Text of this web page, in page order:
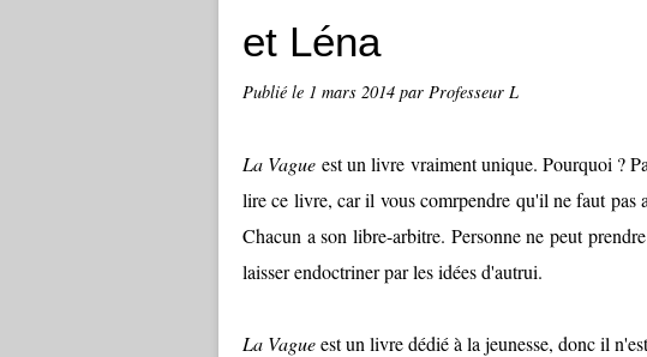
et Léna
Publié le 1 mars 2014 par Professeur L
La Vagueest un livre vraiment unique. Pourquoi ?
lire ce livre, car il vous comrpendre qu'il ne faut pas
Chacun a son libre-arbitre. Personne ne peut
laisser endoctriner par les idées d'autrui.
La Vagueest un livre dédié à la jeunesse, donc il